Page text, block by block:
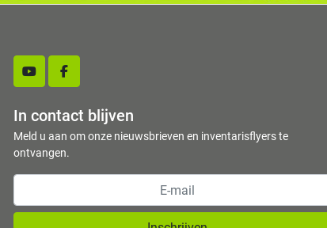
youtubefacebook
In contact blijven
Meld u aan om onze nieuwsbrieven en inventarisflyers te
ontvangen.